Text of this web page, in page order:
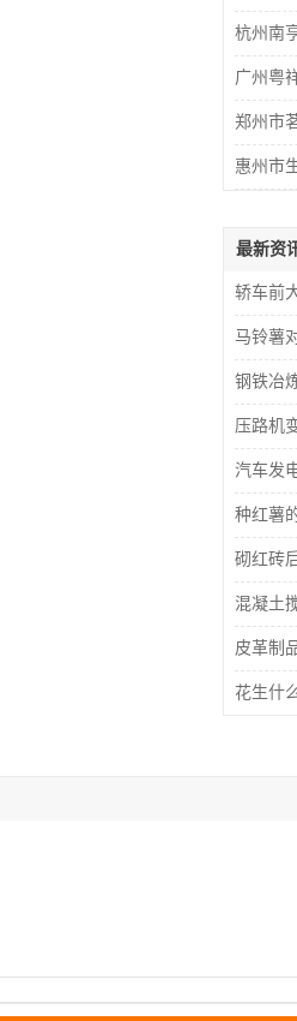
杭州南
广州粤
郑州市
惠州市
最新资
轿车前
马铃薯
压路机
汽车发
种红薯
砌红砖
皮革制
花生什